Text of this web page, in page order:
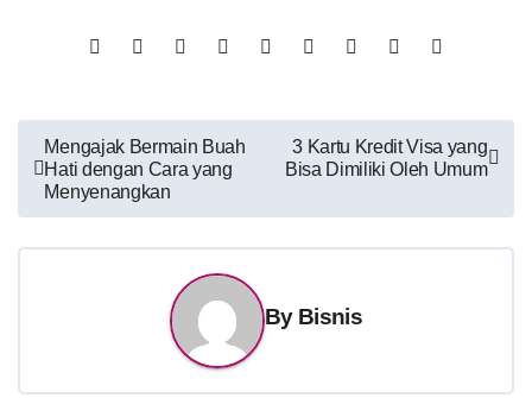
Post
navigation
Mengajak Bermain Buah
Hati dengan Cara yang
Menyenangkan
3 Kartu Kredit Visa yang
Bisa Dimiliki Oleh Umum
By Bisnis